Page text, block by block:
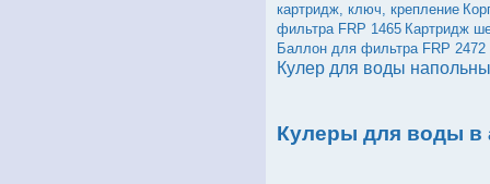
картридж, ключ, крепление
фильтра FRP 1465 Картридж
Баллон для фильтра FRP 2472
Кулер для воды
Кулеры для воды в